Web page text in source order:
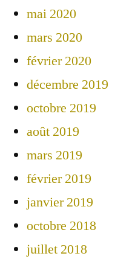
mai 2020
mars 2020
février 2020
décembre 2019
octobre 2019
août 2019
mars 2019
février 2019
janvier 2019
octobre 2018
juillet 2018